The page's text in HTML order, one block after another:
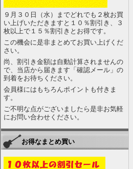
９月３０日（水）までどれでも２枚お買
い上げいただきますと１０％割引き、３
枚以上で１５％割引きとお得です。
この機会に是非まとめてお買い上げくだ
さい。
尚、割引き金額は自動計算されませんの
で、当店から届きます「確認メール」の
到着をお待ちください。
会員様にはもちろんポイントも付きま
す。
ご不明な点がございましたら是非お気軽
にお問い合わせください。
お得なまとめ買い